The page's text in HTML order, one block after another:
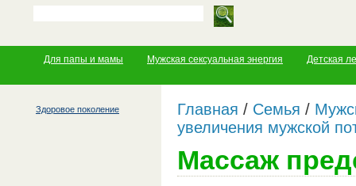
Для папы и мамы Мужская сексуальная энергия Детская
Здоровое поколение Главная / Семья /
увеличения мужской
Массаж